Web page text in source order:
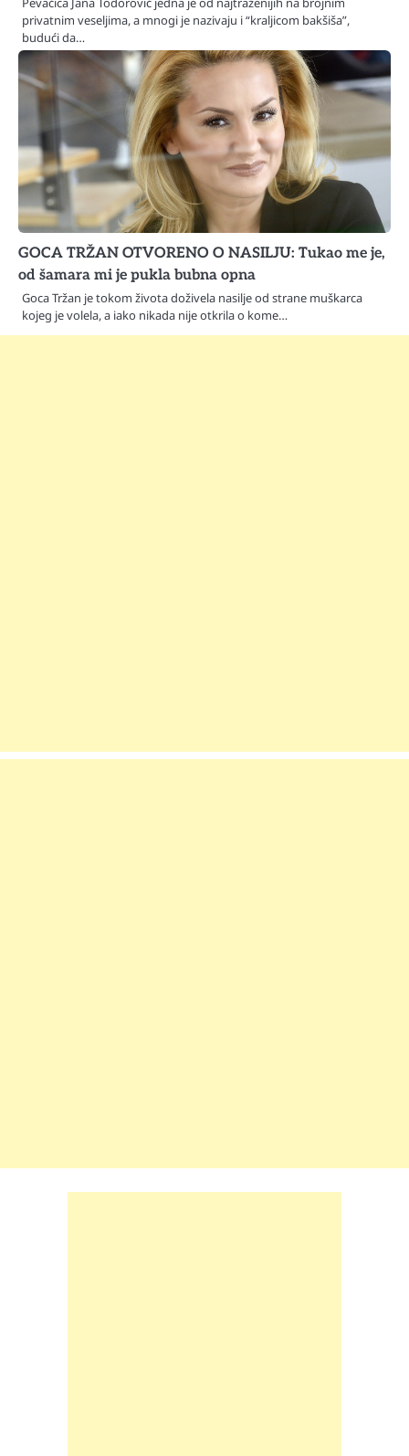
privatnim veseljima, a mnogi je nazivaju i “kraljicom bakšiša”,
budući da…
GOCA TRŽAN OTVORENO O NASILJU: Tukao me je,
od šamara mi je pukla bubna opna
Goca Tržan je tokom života doživela nasilje od strane muškarca
kojeg je volela, a iako nikada nije otkrila o kome…